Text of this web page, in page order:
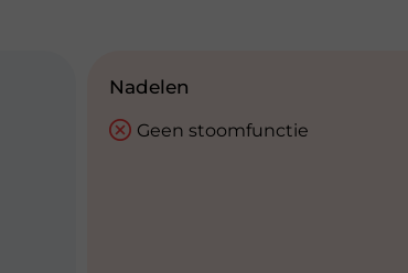
Nadelen
Geen stoomfunctie